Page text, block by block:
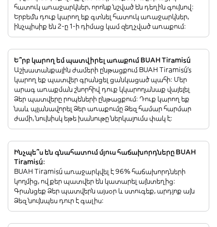
հատուկ առաջարկներ, որոնք նշված են դեղին գույնով:
Երբեմն դուք կարող եք գտնել հատուկ առաջարկներ,
ինչպիսիք են 2-ը 1-ի դիմաց կամ զեղչված առաքում:
Ե՞րբ կարող եմ պատվիրել առաքում BUAH Tiramisú
Աշխատանքային ժամերի ընթացքում BUAH Tiramisú’s
կարող եք պատվեր գրանցել ցանկացած պահի: Մեր
արագ առաքման շնորհիվ դուք կկարողանաք վայելել
Ձեր պատվերը րոպեների ընթացքում: Դուք կարող եք
նաև պլանավորել Ձեր առաքումը Ձեզ համար հարմար
ժամի, նույնիսկ եթե խանութը ներկայումս փակ է:
Ինչպե՞ս են գնահատում մյուս հաճախորդները BUAH
Tiramisú:
BUAH Tiramisú առաջարկվել է 96% հաճախորդների
կողմից, ովքեր պատվեր են կատարել այնտեղից:
Գրանցեք Ձեր պատվերն այսօր և ստուգեք, արդյոք այն
Ձեզ նույնպես դուր է գալիս: